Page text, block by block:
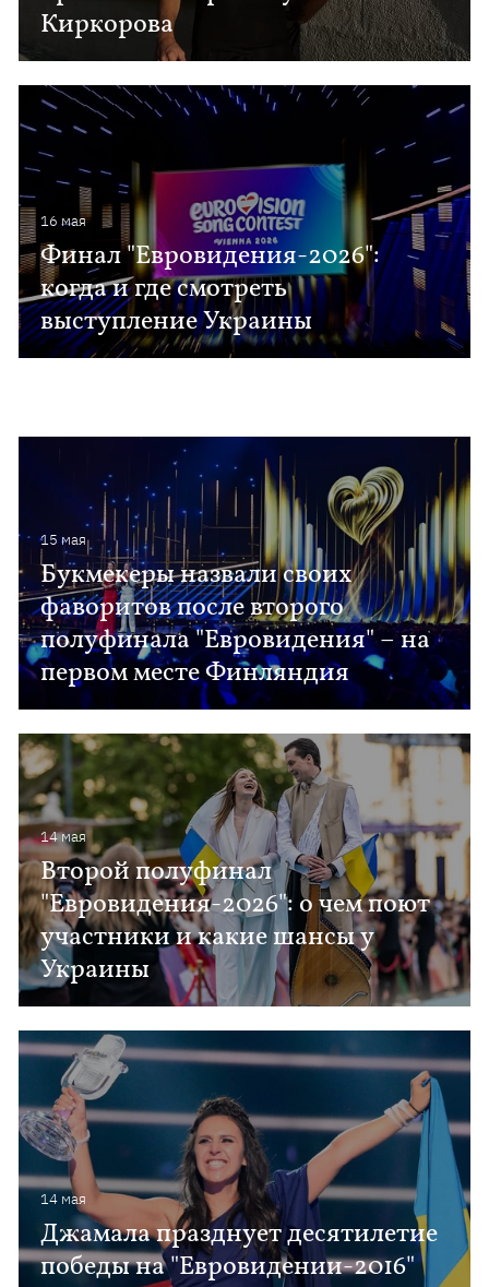
Киркорова
16 мая
Финал "Евровидения-2026":
когда и где смотреть
выступление Украины
15 мая
Букмекеры назвали своих
фаворитов после второго
полуфинала "Евровидения" – на
первом месте Финляндия
14 мая
Второй полуфинал
"Евровидения-2026": о чем поют
участники и какие шансы у
Украины
14 мая
Джамала празднует десятилетие
победы на "Евровидении-2016"